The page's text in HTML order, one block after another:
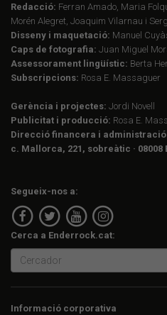
Redacció: Ferran Amado, Maria
Morén Alegret, Joaquim Vilarnau i
Disseny i maquetació: Manuel
Caps de fotografia: Juan Miguel
Assessorament lingüístic: Berta
Subscripcions: Rosa E. Massaguer
Gerència i projectes: Jordi Novell
Publicitat i producció: Rosa E.
Direcció financera i
c. Mallorca, 221, sobreàtic · 08008
Segueix-nos a:
Cerca a Enderrock.cat:
Informació corporativa